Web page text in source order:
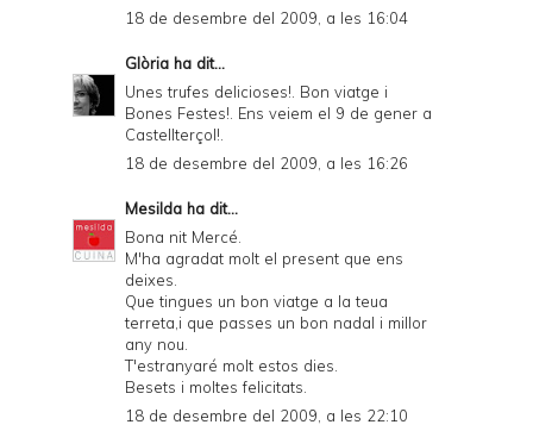
18 de desembre del 2009, a les 16:04
Glòria ha dit...
Unes trufes delicioses!. Bon viatge i
Bones Festes!. Ens veiem el 9 de gener a
Castellterçol!.
18 de desembre del 2009, a les 16:26
Mesilda ha dit...
Bona nit Mercé.
M'ha agradat molt el present que ens
deixes.
Que tingues un bon viatge a la teua
terreta,i que passes un bon nadal i millor
any nou.
T'estranyaré molt estos dies.
Besets i moltes felicitats.
18 de desembre del 2009, a les 22:10